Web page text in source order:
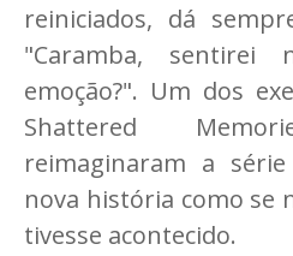
reiniciados, dá
"Caramba, sentirei
emoção?". Um dos
Shattered
reimaginaram a
nova história como se
tivesse acontecido.